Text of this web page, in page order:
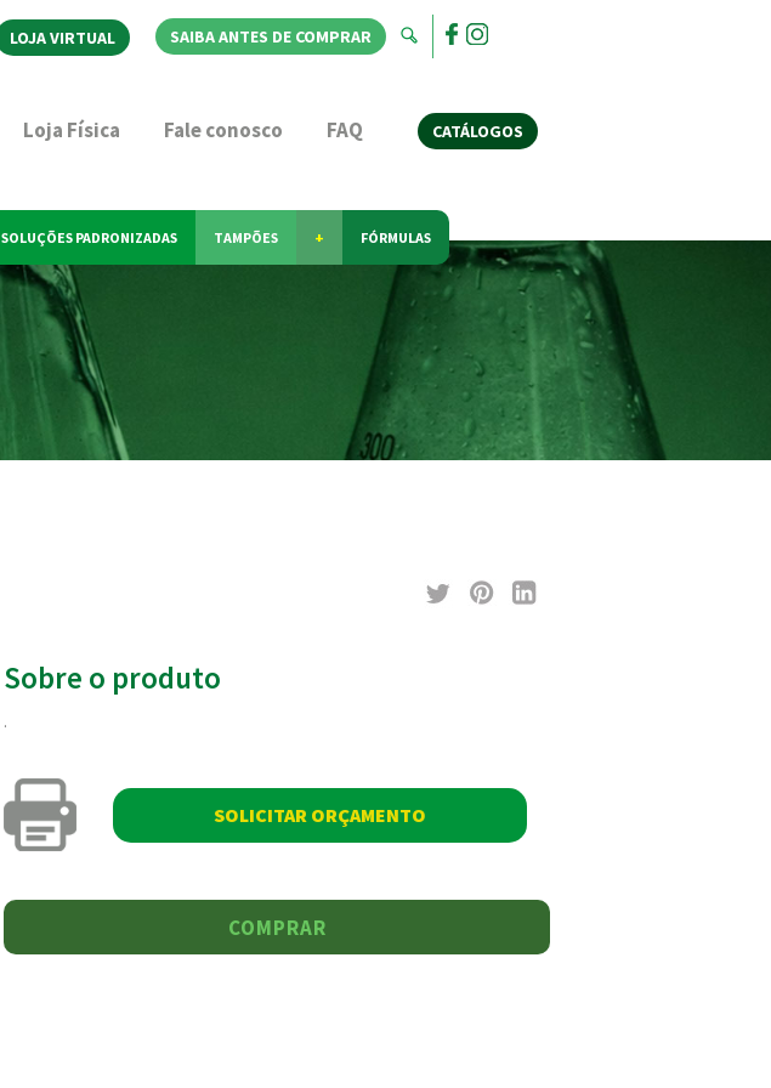
LOJA VIRTUAL SAIBA ANTES DE COMPRAR
Loja Física Fale conosco FAQ CATÁLOGOS
SOLUÇÕES PADRONIZADAS TAMPÕES + FÓRMULAS
Sobre o produto
.
SOLICITAR ORÇAMENTO
COMPRAR